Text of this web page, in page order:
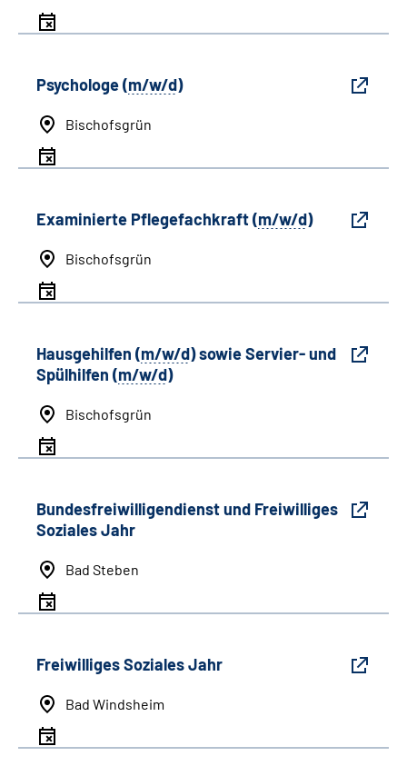
Psychologe (m/w/d)
Bischofsgrün
Examinierte Pflegefachkraft (m/w/d)
Bischofsgrün
Hausgehilfen (m/w/d) sowie Servier- und
Spülhilfen (m/w/d)
Bischofsgrün
Bundesfreiwilligendienst und Freiwilliges
Soziales Jahr
Bad Steben
Freiwilliges Soziales Jahr
Bad Windsheim